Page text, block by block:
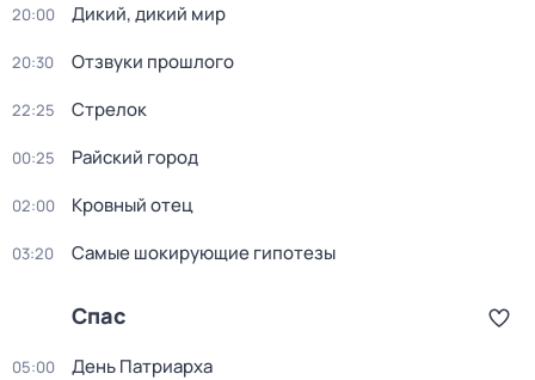
20:00 Дикий, дикий мир
20:30 Oтзвуки прошлoго
22:25 Стрелок
00:25 Райский город
02:00 Кровный отец
03:20 Самые шoкиpующие гипотезы
Спас
05:00 Дeнь Патриаpха